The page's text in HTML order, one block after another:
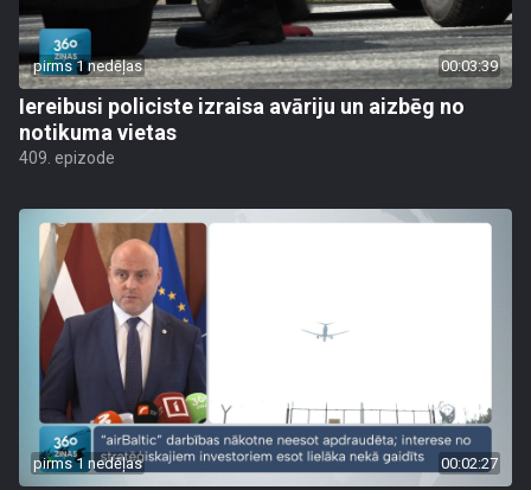
pirms 1 nedēļas 00:03:39
Iereibusi policiste izraisa avāriju un aizbēg no
notikuma vietas
409. epizode
pirms 1 nedēļas 00:02:27